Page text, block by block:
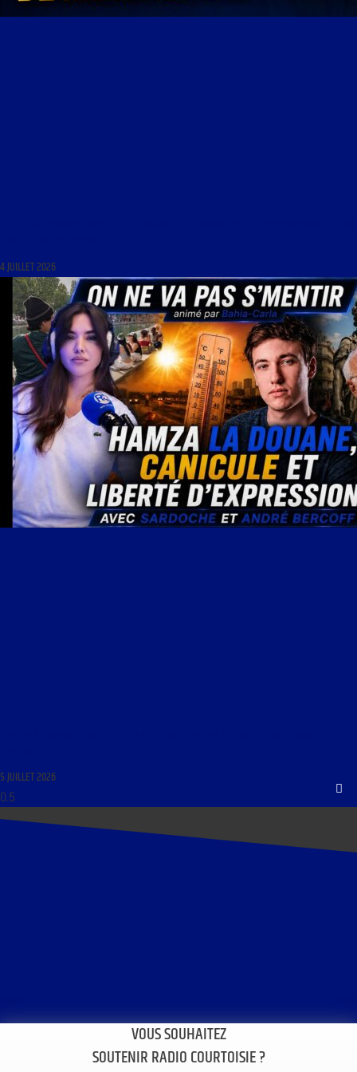
4 JUILLET 2026
5 JUILLET 2026
VOUS SOUHAITEZ
SOUTENIR RADIO COURTOISIE ?